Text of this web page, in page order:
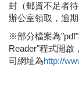
封（郵資不足者
辦公室領取，逾
※部分檔案為
Reader"程式開啟
司網址為http://